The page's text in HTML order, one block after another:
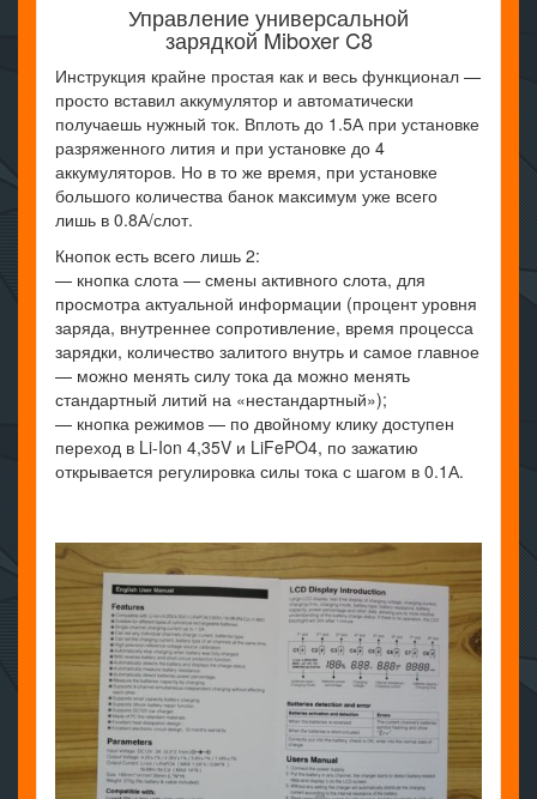
Управление универсальной
зарядкой Miboxer C8
Инструкция крайне простая как и весь функционал —
просто вставил аккумулятор и автоматически
получаешь нужный ток. Вплоть до 1.5А при установке
разряженного лития и при установке до 4
аккумуляторов. Но в то же время, при установке
большого количества банок максимум уже всего
лишь в 0.8А/слот.
Кнопок есть всего лишь 2:
— кнопка слота — смены активного слота, для
просмотра актуальной информации (процент уровня
заряда, внутреннее сопротивление, время процесса
зарядки, количество залитого внутрь и самое главное
— можно менять силу тока да можно менять
стандартный литий на «нестандартный»);
— кнопка режимов — по двойному клику доступен
переход в Li-Ion 4,35V и LiFePO4, по зажатию
открывается регулировка силы тока с шагом в 0.1А.